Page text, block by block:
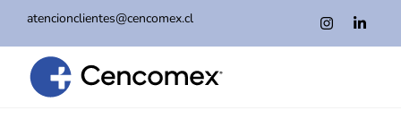
atencionclientes@cencomex.cl